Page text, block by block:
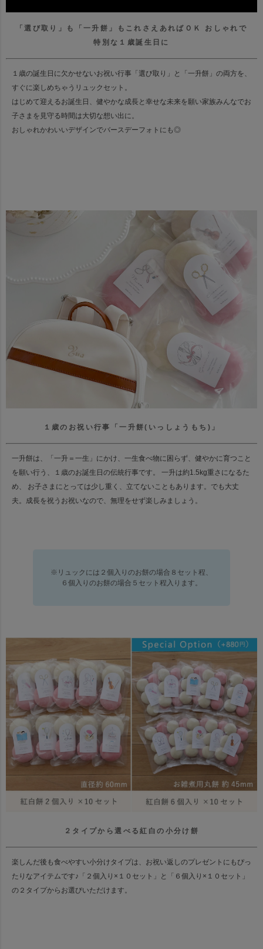
「選び取り」も「一升餅」もこれさえあればＯＫ
おしゃれで
特別な１歳誕生日に
１歳の誕生日に欠かせないお祝い行事 「選び取り」と「一升餅」の両方を、
すぐに楽しめちゃうリュックセット。
はじめて迎えるお誕生日、健やかな成長と幸せな未来を願い家族みんなでお
子さまを見守る時間は大切な想い出に。
おしゃれかわいいデザインでバースデーフォトにも◎
１歳のお祝い行事「一升餅(いっしょうもち)」
一升餅は、「一升＝一生」にかけ、一生食べ物に困らず、健やかに育つこと
を願い行う、
１歳のお誕生日の伝統行事です。
一升は約1.5kg重さになるた
め、 お子さまにとっては少し重く、立てないこともあります。 でも大丈
夫。成長を祝うお祝いなので、無理をせず楽しみましょう。
※リュックには２個入りのお餅の場合８セット程、
６個入りのお餅の場合５セット程入ります。
２タイプから選べる紅白の小分け餅
楽しんだ後も食べやすい小分けタイプは、お祝い返しのプレゼントにもぴっ
たりなアイテムです♪ 「２個入り×１０セット」と「６個入り×１０セット」
の２タイプからお選びいただけます。